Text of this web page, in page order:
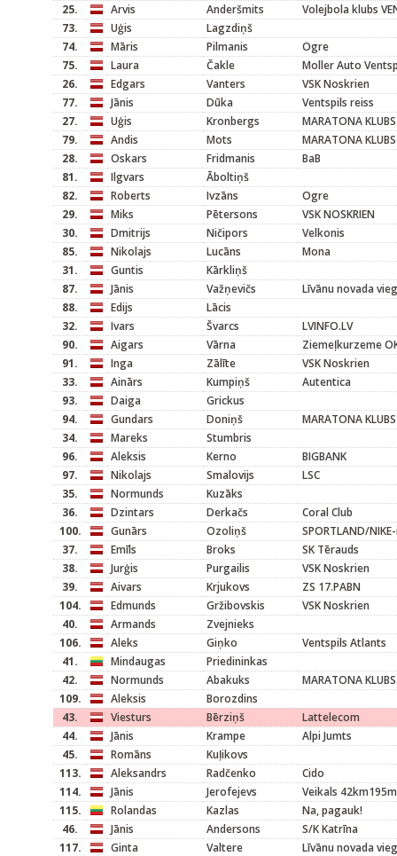
25.
Arvis Anderšmits
Volejbola klubs
73.
Uģis
Lagzdiņš
74.
Māris Pilmanis
Ogre
75.
Laura Čakle
Moller Auto
26.
Edgars Vanters
VSK Noskrien
77.
Jānis Dūka
Ventspils reiss
27.
Uģis Kronbergs
MARATONA KLUBS
79.
Andis Mots
MARATONA KLUBS
28.
Oskars Fridmanis
BaB
81.
Ilgvars
Āboltiņš
82.
Roberts Ivzāns
Ogre
29.
Miks Pētersons
VSK NOSKRIEN
30.
Dmitrijs Ničipors
Velkonis
85.
Nikolajs Lucāns
Mona
31.
Guntis
Kārkliņš
87.
Jānis Važņevičs
Līvānu novada
88.
Edijs
Lācis
32.
Ivars Švarcs
LVINFO.LV
90.
Aigars Vārna
Ziemeļkurzeme
91.
Inga Zālīte
VSK Noskrien
33.
Ainārs Kumpiņš
Autentica
93.
Daiga
Grickus
94.
Gundars Doniņš
MARATONA KLUBS
34.
Mareks
Stumbris
96.
Aleksis Kerno
BIGBANK
97.
Nikolajs Smalovijs
LSC
35.
Normunds
Kuzāks
36.
Dzintars Derkačs
Coral Club
100.
Gunārs Ozoliņš
SPORTLAND/
37.
Emīls Broks
SK Tērauds
38.
Jurģis Purgailis
VSK Noskrien
39.
Aivars Krjukovs
ZS 17.PABN
104.
Edmunds Gržibovskis
VSK Noskrien
40.
Armands
Zvejnieks
106.
Aleks Giņko
Ventspils Atlants
41.
Mindaugas
Priedininkas
42.
Normunds Abakuks
MARATONA KLUBS
109.
Aleksis
Borozdins
43.
Viesturs Bērziņš
Lattelecom
44.
Jānis Krampe
Alpi Jumts
45.
Romāns
Kuļikovs
113.
Aleksandrs Radčenko
Cido
114.
Jānis Jerofejevs
Veikals
115.
Rolandas Kazlas
Na, pagauk!
46.
Jānis Andersons
S/K Katrīna
117.
Ginta Valtere
Līvānu novada